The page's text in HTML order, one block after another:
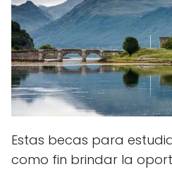
Estas becas para
como fin brindar la